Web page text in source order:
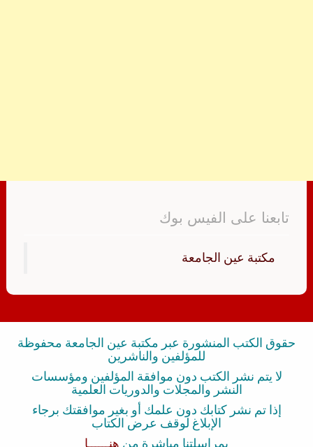
تابعنا على الفيس بوك
‏مكتبة عين الجامعة‏
حقوق الكتب المنشورة عبر مكتبة عين الجامعة محفوظة
للمؤلفين والناشرين
لا يتم نشر الكتب دون موافقة المؤلفين ومؤسسات
النشر والمجلات والدوريات العلمية
إذا تم نشر كتابك دون علمك أو بغير موافقتك برجاء
الإبلاغ لوقف عرض الكتاب
بمراسلتنا مباشرة من هنــــــا